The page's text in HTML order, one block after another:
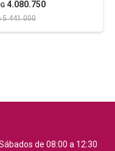
4.080.750
5.441.000
de 08:00 a 12:30